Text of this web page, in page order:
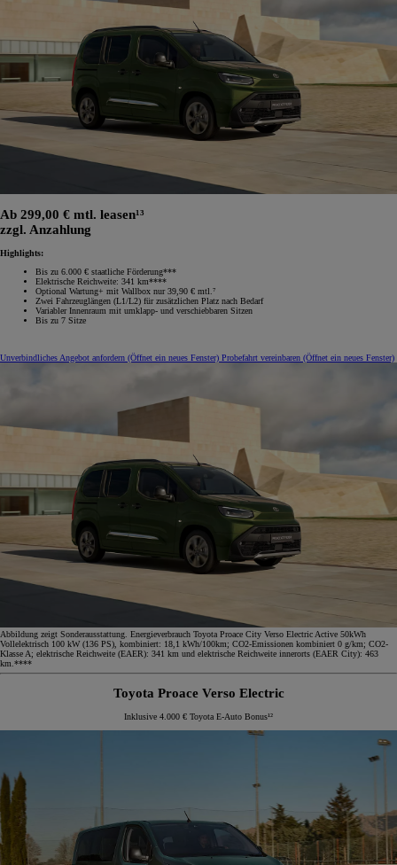
Ab 299,00 € mtl. leasen¹³
zzgl. Anzahlung
Highlights:
Bis zu 6.000 € staatliche Förderung***
Elektrische Reichweite: 341 km****
Optional Wartung+ mit Wallbox nur 39,90 € mtl.⁷
Zwei Fahrzeuglängen (L1/L2) für zusätzlichen Platz nach Bedarf
Variabler Innenraum mit umklapp‑ und verschiebbaren Sitzen
Bis zu 7 Sitze
Unverbindliches Angebot anfordern (Öffnet ein neues Fenster) Probefahrt vereinbaren (Öffnet ein neues Fenster)
Abbildung zeigt Sonderausstattung. Energieverbrauch Toyota Proace City Verso Electric Active 50kWh
Vollelektrisch 100 kW (136 PS), kombiniert: 18,1 kWh/100km; CO2-Emissionen kombiniert 0 g/km; CO2-
Klasse A; elektrische Reichweite (EAER): 341 km und elektrische Reichweite innerorts (EAER City): 463
km.****
Toyota Proace Verso Electric
Inklusive 4.000 € Toyota E-Auto Bonus¹²